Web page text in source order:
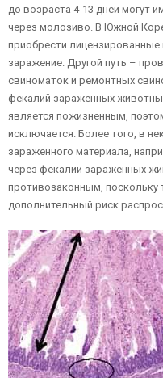
до возраста 4-13 дней могут
через молозиво. В Южной
приобрести
заражение. Другой путь –
свиноматок и ремонтных
фекалий зараженных
является пожизненным,
исключается. Более того, в
зараженного материала,
через фекалии зараженных
противозаконным, поскольку
дополнительный риск